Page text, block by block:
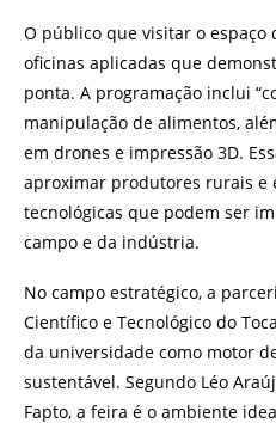
O público que visitar o espaço
oficinas aplicadas que
ponta. A programação inclui
manipulação de alimentos,
em drones e impressão 3D.
aproximar produtores rurais e
tecnológicas que podem ser
campo e da indústria.
No campo estratégico, a
Científico e Tecnológico do
da universidade como motor
sustentável. Segundo Léo
Fapto, a feira é o ambiente